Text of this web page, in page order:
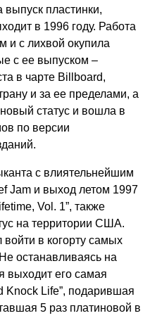
пластинки,
в 1996 году. Работа
и с лихвой окупила
с ее выпуском –
в чарте Billboard,
и за ее пределами, а
статус и вошла в
по версии
с влиятельнейшим
Jam и выход летом 1997
, Vol . 1”, также
на территории США.
в когорту самых
останавливаясь на
выходит его самая
Knock Life”, подарившая
5 раз платиновой в